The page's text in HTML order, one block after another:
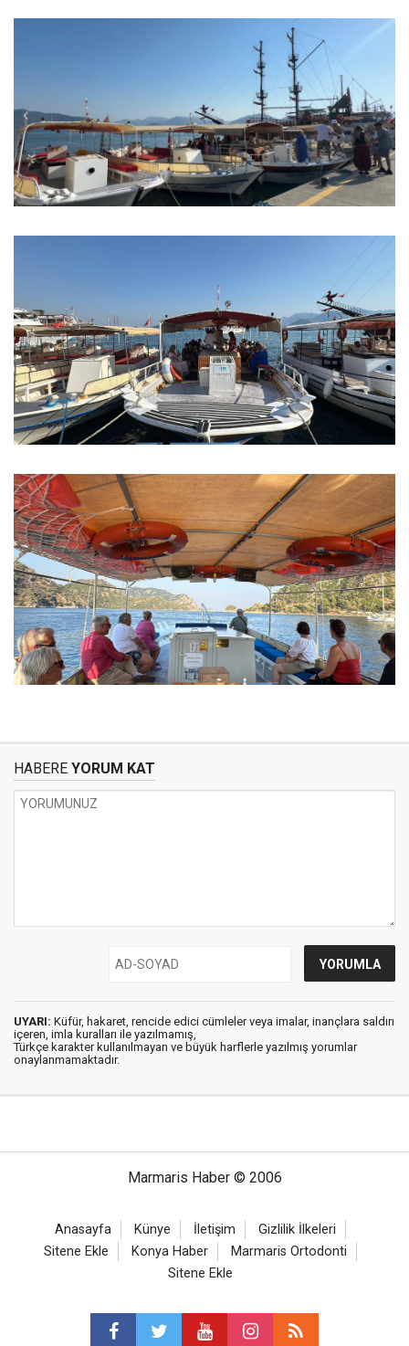
HABERE YORUM KAT
UYARI: Küfür, hakaret, rencide edici cümleler veya imalar, inançlara saldırı
içeren, imla kuralları ile yazılmamış,
Türkçe karakter kullanılmayan ve büyük harflerle yazılmış yorumlar
onaylanmamaktadır.
Marmaris Haber © 2006
Anasayfa Künye İletişim
Gizlilik İlkeleri
Sitene Ekle
Konya Haber
Marmaris Ortodonti
Sitene Ekle